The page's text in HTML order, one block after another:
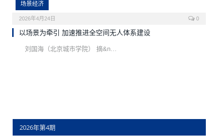
场景经济
2026年4月24日 0
以场景为牵引 加速推进全空间无人体系建设
刘国海（北京城市学院） 摘&n…
2026年第4期